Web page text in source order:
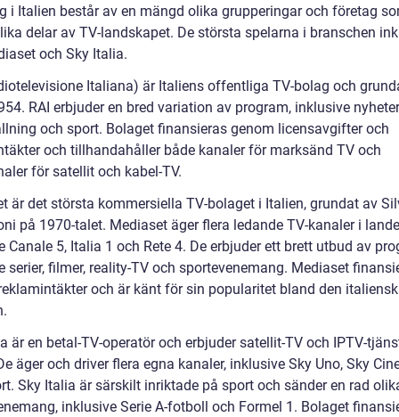
i Italien består av en mängd olika grupperingar och företag
delar av TV-landskapet. De största spelarna i branschen
och Sky Italia.
Italiana) är Italiens offentliga TV-bolag och
RAI erbjuder en bred variation av program, inklusive
och sport. Bolaget finansieras genom licensavgifter och
och tillhandahåller både kanaler för marksänd TV och
för satellit och kabel-TV.
är det största kommersiella TV-bolaget i Italien, grundat av
på 1970-talet. Mediaset äger flera ledande TV-kanaler i
Canale 5, Italia 1 och Rete 4. De erbjuder ett brett utbud av
serier, filmer, reality-TV och sportevenemang. Mediaset
och är känt för sin popularitet bland den
är en betal-TV-operatör och erbjuder satellit-TV och IPTV-
äger och driver flera egna kanaler, inklusive Sky Uno, Sky
Sky Italia är särskilt inriktade på sport och sänder en rad
inklusive Serie A-fotboll och Formel 1. Bolaget